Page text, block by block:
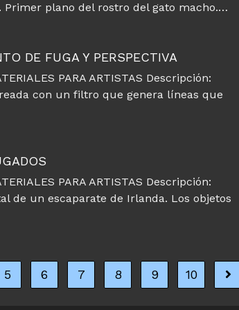
Primer plano del rostro del gato macho.…
DE FUGA Y PERSPECTIVA
PARA ARTISTAS Descripción:
con un filtro que genera líneas que
PARA ARTISTAS Descripción:
de un escaparate de Irlanda. Los objetos
5 6 7 8 9 10 Ir